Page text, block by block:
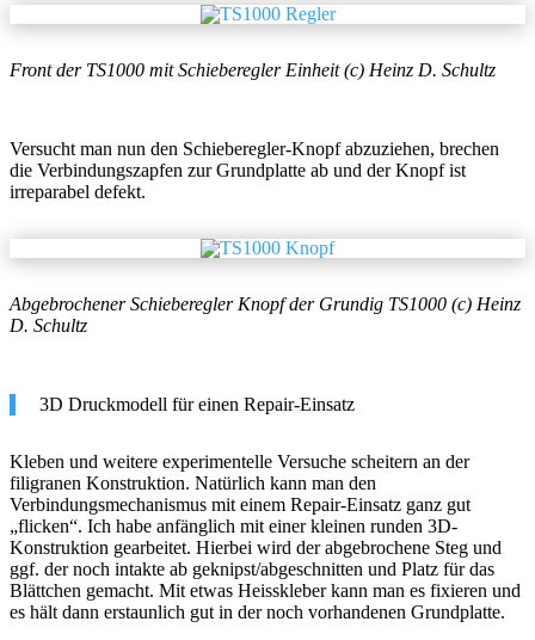
Front der TS1000 mit Schieberegler Einheit (c) Heinz D. Schultz
Versucht man nun den Schieberegler-Knopf abzuziehen, brechen
die Verbindungszapfen zur Grundplatte ab und der Knopf ist
irreparabel defekt.
Abgebrochener Schieberegler Knopf der Grundig TS1000 (c) Heinz
D. Schultz
3D Druckmodell für einen Repair-Einsatz
Kleben und weitere experimentelle Versuche scheitern an der
filigranen Konstruktion. Natürlich kann man den
Verbindungsmechanismus mit einem Repair-Einsatz ganz gut
„flicken“. Ich habe anfänglich mit einer kleinen runden 3D-
Konstruktion gearbeitet. Hierbei wird der abgebrochene Steg und
ggf. der noch intakte ab geknipst/abgeschnitten und Platz für das
Blättchen gemacht. Mit etwas Heisskleber kann man es fixieren und
es hält dann erstaunlich gut in der noch vorhandenen Grundplatte.